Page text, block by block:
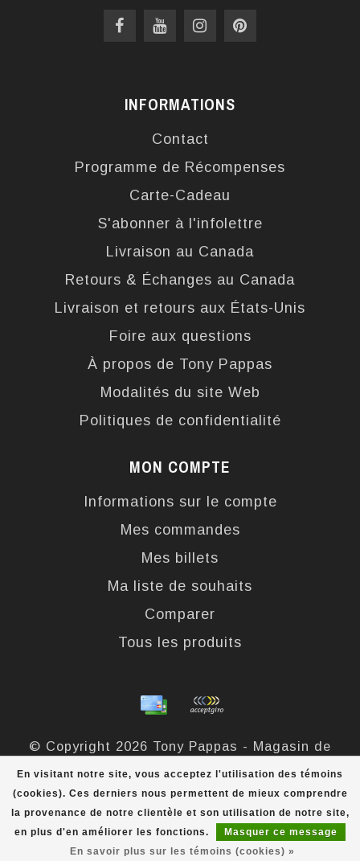
En visitant notre site, vous acceptez l'utilisation des témoins
(cookies). Ces derniers nous permettent de mieux comprendre
la provenance de notre clientèle et son utilisation de notre site,
en plus d'en améliorer les fonctions.
Masquer ce message
En savoir plus sur les témoins (cookies) »
INFORMATIONS
Contact
Programme de Récompenses
Carte-Cadeau
S'abonner à l'infolettre
Livraison au Canada
Retours & Échanges au Canada
Livraison et retours aux États-Unis
Foire aux questions
À propos de Tony Pappas
Modalités du site Web
Politiques de confidentialité
MON COMPTE
Informations sur le compte
Mes commandes
Mes billets
Ma liste de souhaits
Comparer
Tous les produits
© Copyright 2026 Tony Pappas - Magasin de
bottes et chaussures - Powered byLightspeed-
Theme byDyvelopment
scores a out of324évaluations at